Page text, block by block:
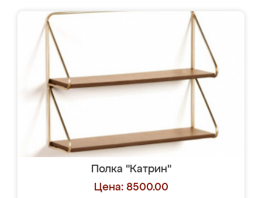
Полка "Катрин"
Цена: 8500.00